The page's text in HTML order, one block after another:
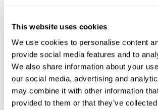
This website uses cookies
We use cookies to personalise content
provide social media features and to
We also share information about your
our social media, advertising and
may combine it with other information
provided to them or that they’ve
SCIOS SCOPE 12 INSPECTIES VAN
ZONNESTROOMINSTALLATIES
Het werken aan of met een elektrische
risico’s met zich mee. Zo ook het werken
Zonnestroom installaties, ook wel PV-
volksmond zonnepanelen genoemd.